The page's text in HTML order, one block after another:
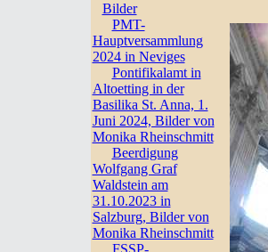
Bilder
PMT-
Hauptversammlung
2024 in Neviges
Pontifikalamt in
Altoetting in der
Basilika St. Anna, 1.
Juni 2024, Bilder von
Monika Rheinschmitt
Beerdigung
Wolfgang Graf
Waldstein am
31.10.2023 in
Salzburg, Bilder von
Monika Rheinschmitt
FSSP-